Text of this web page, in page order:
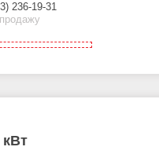
236-19-31
кВт